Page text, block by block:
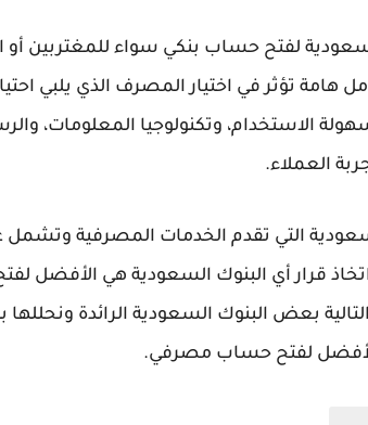
لفتح حساب بنكي سواء للمغتربين أو
هامة تؤثر في اختيار المصرف الذي يلبي
الاستخدام، وتكنولوجيا المعلومات،
العملاء.
قرار أي البنوك السعودية هي الأفضل
بعض البنوك السعودية الرائدة ونحللها
الأفضل لفتح حساب مصرفي.